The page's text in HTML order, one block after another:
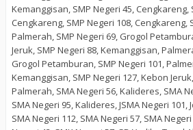
Kemanggisan, SMP Negeri 45, Cengkareng,
Cengkareng, SMP Negeri 108, Cengkareng,
Palmerah, SMP Negeri 69, Grogol
Jeruk, SMP Negeri 88, Kemanggisan,
Grogol Petamburan, SMP Negeri 101,
Kemanggisan, SMP Negeri 127, Kebon
Palmerah, SMA Negeri 56, Kalideres, SMA
SMA Negeri 95, Kalideres, JSMA Negeri 101,
SMA Negeri 112, SMA Negeri 57, SMA